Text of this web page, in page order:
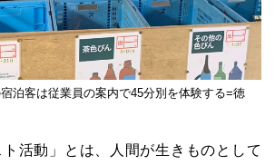
宿泊客は従業員の案内で45分別を体験する=徳
ト活動」とは、人間が生きものとして